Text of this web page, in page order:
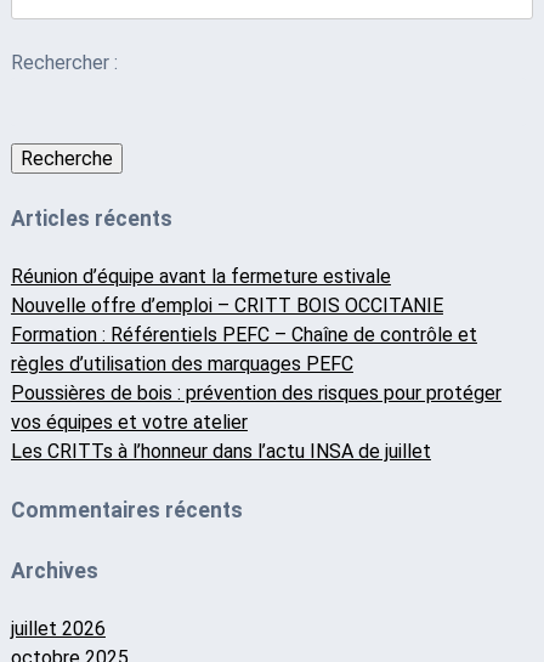
Rechercher :
Recherche
Articles récents
Réunion d’équipe avant la fermeture estivale
Nouvelle offre d’emploi – CRITT BOIS OCCITANIE
Formation : Référentiels PEFC – Chaîne de contrôle et
règles d’utilisation des marquages PEFC
Poussières de bois : prévention des risques pour protéger
vos équipes et votre atelier
Les CRITTs à l’honneur dans l’actu INSA de juillet
Commentaires récents
Archives
juillet 2026